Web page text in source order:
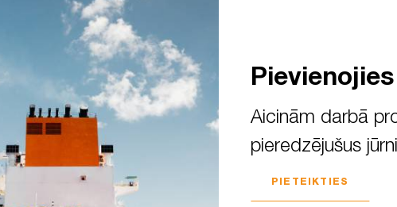
scholarship winners –
Aicinām darbā
pieredzējušus
PIETEIKTIES